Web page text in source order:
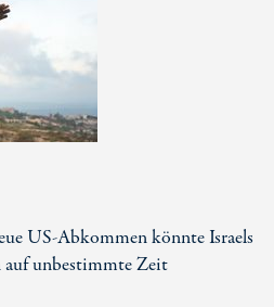
US-Abkommen könnte Israels
unbestimmte Zeit